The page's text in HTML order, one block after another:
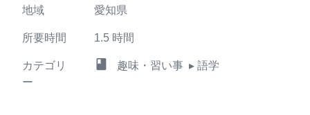
地域 愛知県
所要時間 1.5 時間
カテゴリ
ー
class 趣味・習い事 ▸ 語学